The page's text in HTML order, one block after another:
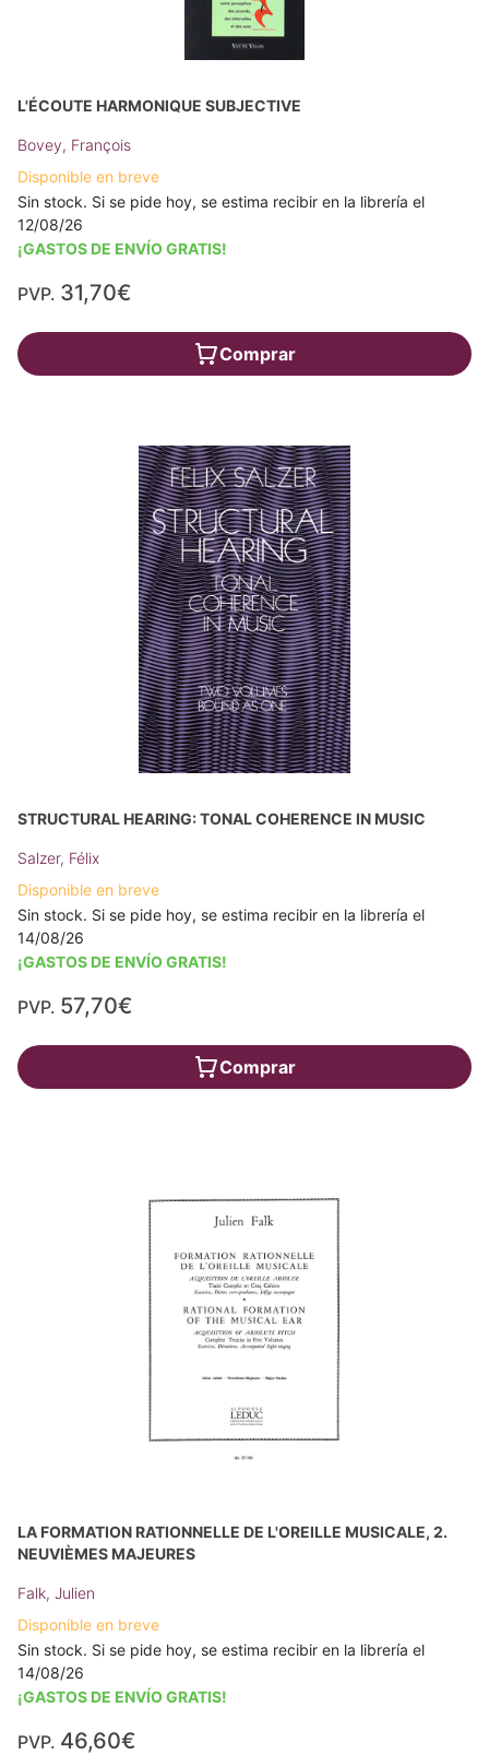
L'ÉCOUTE HARMONIQUE SUBJECTIVE
Bovey, François
Disponible en breve
Sin stock. Si se pide hoy, se estima recibir en la librería el
12/08/26
¡GASTOS DE ENVÍO GRATIS!
PVP. 31,70€
Comprar
STRUCTURAL HEARING: TONAL COHERENCE IN MUSIC
Salzer, Félix
Disponible en breve
Sin stock. Si se pide hoy, se estima recibir en la librería el
14/08/26
¡GASTOS DE ENVÍO GRATIS!
PVP. 57,70€
Comprar
LA FORMATION RATIONNELLE DE L'OREILLE MUSICALE, 2.
NEUVIÈMES MAJEURES
Falk, Julien
Disponible en breve
Sin stock. Si se pide hoy, se estima recibir en la librería el
14/08/26
¡GASTOS DE ENVÍO GRATIS!
PVP. 46,60€